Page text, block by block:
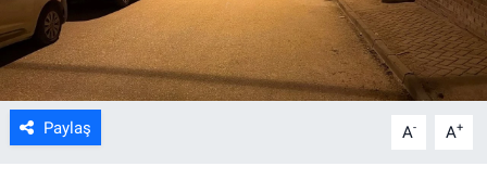
Paylaş A- A+